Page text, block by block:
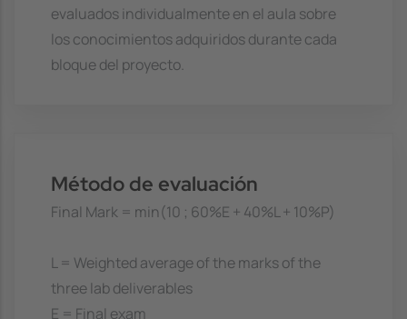
evaluados individualmente en el aula sobre
los conocimientos adquiridos durante cada
bloque del proyecto.
Método de evaluación
Final Mark = min(10 ; 60%E + 40%L + 10%P)
L = Weighted average of the marks of the
three lab deliverables
E = Final exam